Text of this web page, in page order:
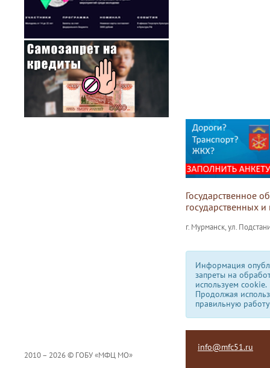
Государственное
государственных
г. Мурманск, ул.
Информация
запреты на
используем сookie.
Продолжая
правильную
2010 – 2026 © ГОБУ «МФЦ МО»
info@mfc51.ru